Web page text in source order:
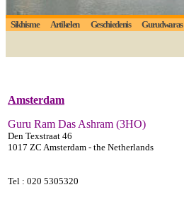
Sikhisme Artikelen Geschiedenis Gurudwaras
Amsterdam
Guru Ram Das Ashram (3HO)
Den Texstraat 46
1017 ZC Amsterdam - the Netherlands
Tel : 020 5305320